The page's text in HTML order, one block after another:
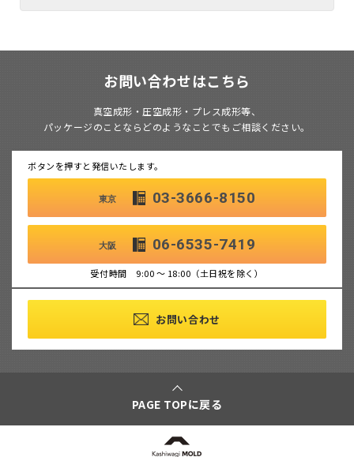
お問い合わせはこちら
真空成形・圧空成形・プレス成形等、
パッケージのことならどのようなことでもご相談ください。
ボタンを押すと発信いたします。
東京 03-3666-8150
大阪 06-6535-7419
受付時間 9:00 ～ 18:00（土日祝を除く）
お問い合わせ
PAGE TOPに戻る